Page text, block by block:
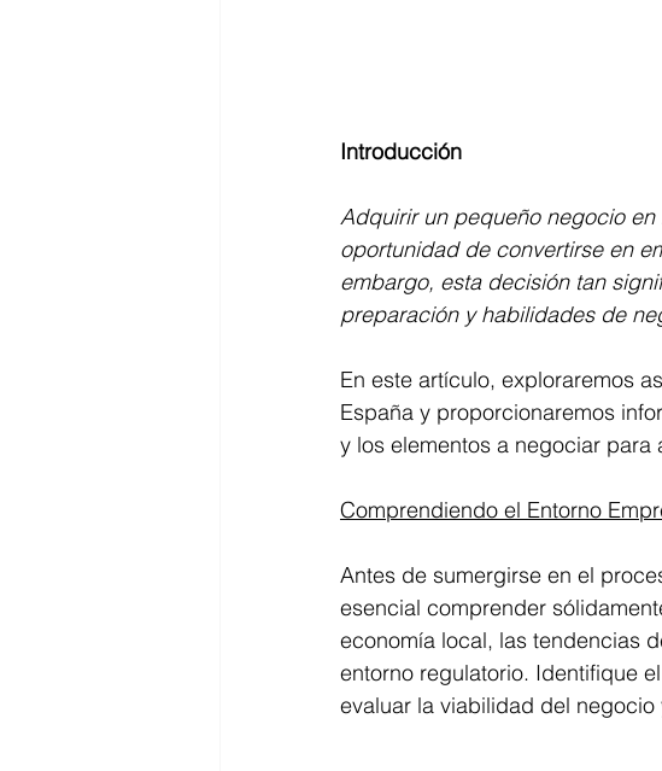
Introducción
Adquirir un pequeño negocio
oportunidad de convertirse en
embargo, esta decisión tan
preparación y habilidades de
En este artículo, exploraremos
España y proporcionaremos
y los elementos a negociar
Comprendiendo el Entorno
Antes de sumergirse en el
esencial comprender
economía local, las tendencias
entorno regulatorio. Identifique
evaluar la viabilidad del